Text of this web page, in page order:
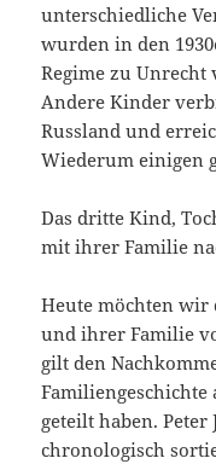
unterschiedliche
wurden in den
Regime zu
Andere Kinder
Russland und
Wiederum einigen
Das dritte Kind,
mit ihrer Familie
Heute möchten wir
und ihrer Familie
gilt den
geteilt haben. Peter
chronologisch